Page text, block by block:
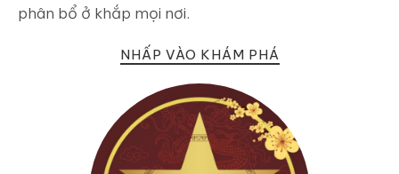
phân bổ ở khắp mọi nơi.
NHẤP VÀO KHÁM PHÁ